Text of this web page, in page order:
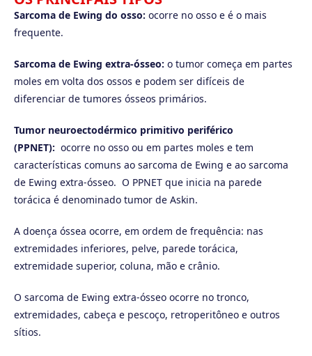
Sarcoma de Ewing do osso: ocorre no osso e é o mais
frequente.
Sarcoma de Ewing extra-ósseo: o tumor começa em partes
moles em volta dos ossos e podem ser difíceis de
diferenciar de tumores ósseos primários.
Tumor neuroectodérmico primitivo periférico
(PPNET): ocorre no osso ou em partes moles e tem
características comuns ao sarcoma de Ewing e ao sarcoma
de Ewing extra-ósseo. O PPNET que inicia na parede
torácica é denominado tumor de Askin.
A doença óssea ocorre, em ordem de frequência: nas
extremidades inferiores, pelve, parede torácica,
extremidade superior, coluna, mão e crânio.
O sarcoma de Ewing extra-ósseo ocorre no tronco,
extremidades, cabeça e pescoço, retroperitôneo e outros
sítios.